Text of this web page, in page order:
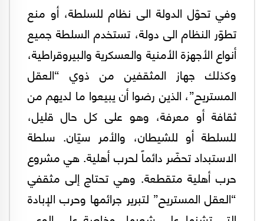
وفي تحوّل الدولة الى نظام للسلطة، أو منع
تطوّر النظام الى دولة، تستخدم السلطة جميع
أنواع الأجهزة الأمنية والعسكرية والبيروقراطية،
وكذلك جهاز المثقفين من ذوي “العقل
المستريح”، الذين رضوا أن يبيعوا ما لديهم من
ثقافة أو معرفة، وهو على كل حال قليل،
للسلطة أو للشيطان، والأمر سيّان. سلطة
الاستبداد تحضّر دائماً لحرب أهلية. هي مشروع
حرب أهلية متقطعة. وهي تحتاج إلى مثقفي
“العقل المستريح” لتبرير جرائمها وحرب الإبادة